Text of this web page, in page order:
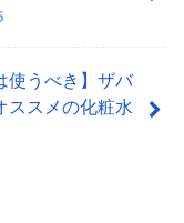
使うべき】ザバ
ススメの化粧水